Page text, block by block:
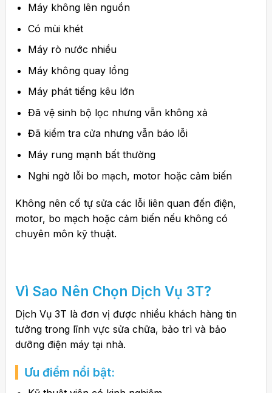
Máy không lên nguồn
Có mùi khét
Máy rò nước nhiều
Máy không quay lồng
Máy phát tiếng kêu lớn
Đã vệ sinh bộ lọc nhưng vẫn không xả
Đã kiểm tra cửa nhưng vẫn báo lỗi
Máy rung mạnh bất thường
Nghi ngờ lỗi bo mạch, motor hoặc cảm biến
Không nên cố tự sửa các lỗi liên quan đến điện,
motor, bo mạch hoặc cảm biến nếu không có
chuyên môn kỹ thuật.
Vì Sao Nên Chọn Dịch Vụ 3T?
Dịch Vụ 3T là đơn vị được nhiều khách hàng tin
tưởng trong lĩnh vực sửa chữa, bảo trì và bảo
dưỡng điện máy tại nhà.
Ưu điểm nổi bật: